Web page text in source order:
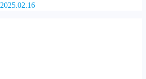
2025.02.16